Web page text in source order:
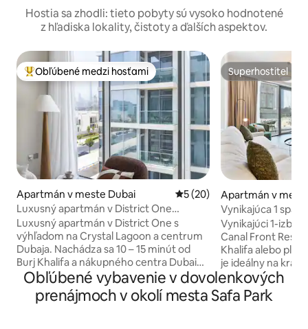
Hostia sa zhodli: tieto pobyty sú vysoko hodnotené
z hľadiska lokality, čistoty a ďalších aspektov.
Najobľúbenejšie medzi hosťami
Obľúbené medzi hosťami
Apartmán v meste Dubai Priemerné ohodnotenie 5
5 (20)
Luxusný apartmán v District One
neďaleko centra Dubaja
Luxusný apartmán v District One s
výhľadom na Crystal Lagoon a centrum
Dubaja. Nachádza sa 10 – 15 minút od
Burj Khalifa a nákupného centra Dubai
Mall. Vychutnajte si turistické a bežecké
trasy, cyklistickú trať, detské ihrisko,
kaviarňu Hamptons Café v susedstve a
Superhostiteľ
Superhostiteľ
Apartmán v
Vynikajúca 1
jazdy od Burj
Vynikajúci 1-
Canal Front
Khalifa alebo pláže
je ideálny na
pobyty. Je
nábytkom,
so Smart TV, Wi-
Obľúbené vybavenie v dovolenkových
prenájmoch v okolí mesta Safa Park